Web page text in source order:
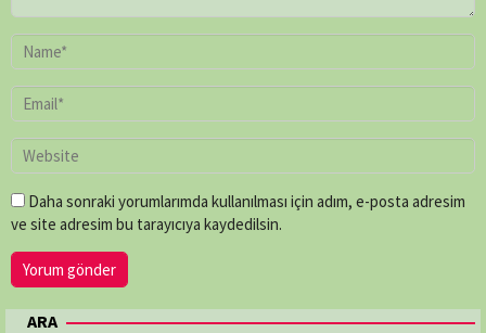
Daha sonraki yorumlarımda kullanılması için adım, e-posta adresim
ve site adresim bu tarayıcıya kaydedilsin.
ARA